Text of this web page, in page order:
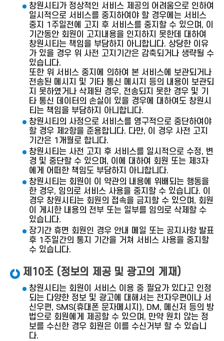
창원시티가 정상적인 서비스 제공의 어려움으로 인하여
일시적으로 서비스를 중지하여야 할 경우에는 서비스
중지 1주일전에 고지 후 서비스를 중지할 수 있으며, 이
기간동안 회원이 고지내용을 인지하지 못한데 대하여
창원시티는 책임을 부담하지 아니합니다. 상당한 이유
가 있을 경우 위 사전 고지기간은 감축되거나 생략될 수
있습니다.
또한 위 서비스 중지에 의하여 본 서비스에 보관되거나
전송된 메시지 및 기타 통신 메시지 등의 내용이 보관되
지 못하였거나 삭제된 경우, 전송되지 못한 경우 및 기
타 통신 데이터의 손실이 있을 경우에 대하여도 창원시
티는 책임을 부담하지 아니합니다.
창원시티의 사정으로 서비스를 영구적으로 중단하여야
할 경우 제2항을 준용합니다. 다만, 이 경우 사전 고지
기간은 1개월로 합니다.
창원시티는 사전 고지 후 서비스를 일시적으로 수정, 변
경 및 중단할 수 있으며, 이에 대하여 회원 또는 제3자
에게 어떠한 책임도 부담하지 아니합니다.
창원시티는 회원이 이 약관의 내용에 위배되는 행동을
한 경우, 임의로 서비스 사용을 중지할 수 있습니다. 이
경우 창원시티는 회원의 접속을 금지할 수 있으며, 회원
이 게시한 내용의 전부 또는 일부를 임의로 삭제할 수
있습니다.
장기간 휴면 회원인 경우 안내 메일 또는 공지사항 발표
후 1주일간의 통지 기간을 거쳐 서비스 사용을 중지할
수 있습니다.
제10조 (정보의 제공 및 광고의 게재)
창원시티는 회원이 서비스 이용 중 필요가 있다고 인정
되는 다양한 정보 및 광고에 대해서는 전자우편이나 서
신우편, SMS(휴대폰 문자메시지), DM, 메신저 등의 방
법으로 회원에게 제공할 수 있으며, 만약 원치 않는 정
보를 수신한 경우 회원은 이를 수신거부 할 수 있습니
다.